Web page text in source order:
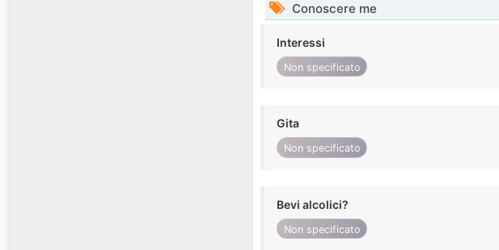
Conoscere me
Interessi
Non specificato
Gita
Non specificato
Bevi alcolici?
Non specificato